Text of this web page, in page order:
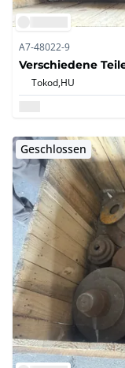
A7-48022-9
Verschiedene
Tokod,HU
Geschlossen